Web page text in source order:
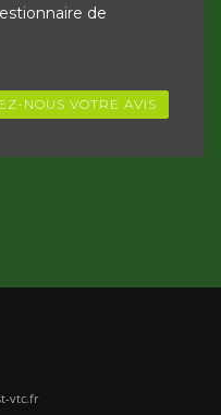
de
NOUS VOTRE AVIS
vtc.fr